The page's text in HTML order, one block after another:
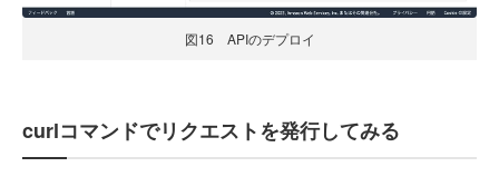
図16 APIのデプロイ
curlコマンドでリクエストを発行してみる